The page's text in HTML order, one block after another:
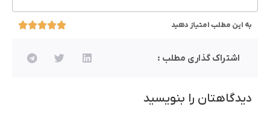
به این مطلب امتیاز دهید
اشتراک گذاری مطلب :
دیدگاهتان را بنویسید